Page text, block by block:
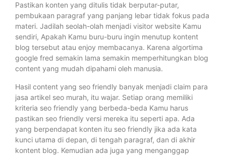
Pastikan konten yang ditulis tidak berputar-putar,
pembukaan paragraf yang panjang lebar tidak fokus pada
materi. Jadilah seolah-olah menjadi visitor website Kamu
sendiri, Apakah Kamu buru-buru ingin menutup kontent
blog tersebut atau enjoy membacanya. Karena algortima
google fred semakin lama semakin memperhitungkan blog
content yang mudah dipahami oleh manusia.
Hasil content yang seo friendly banyak menjadi claim para
jasa artikel seo murah, itu wajar. Setiap orang memiliki
kriteria seo friendly yang berbeda-beda Kamu harus
pastikan seo friendly versi mereka itu seperti apa. Ada
yang berpendapat konten itu seo friendly jika ada kata
kunci utama di depan, di tengah paragraf, dan di akhir
kontent blog. Kemudian ada juga yang menganggap